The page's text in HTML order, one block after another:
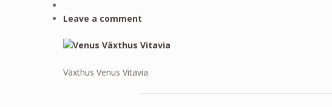
Leave a comment
Växthus Venus Vitavia